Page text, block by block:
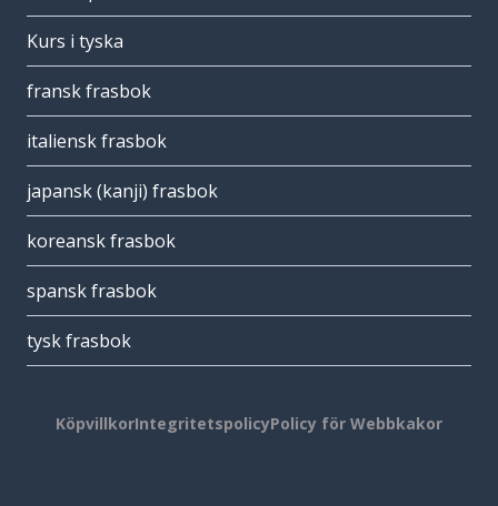
Kurs i tyska
fransk frasbok
italiensk frasbok
japansk (kanji) frasbok
koreansk frasbok
spansk frasbok
tysk frasbok
KöpvillkorIntegritetspolicyPolicy för Webbkakor